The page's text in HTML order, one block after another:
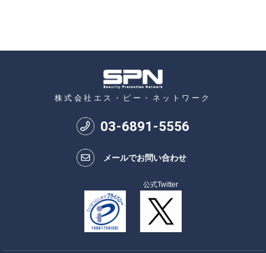
株式会社エス・ピー・ネットワーク
03-6891-5556
メールでお問い合わせ
公式Twitter